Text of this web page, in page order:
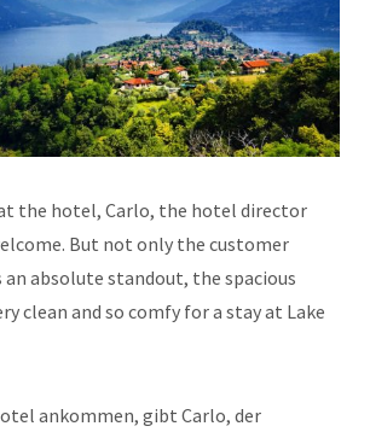
the hotel, Carlo, the hotel director
But not only the customer
an absolute standout, the spacious
clean and so comfy for a stay at Lake
ankommen, gibt Carlo, der